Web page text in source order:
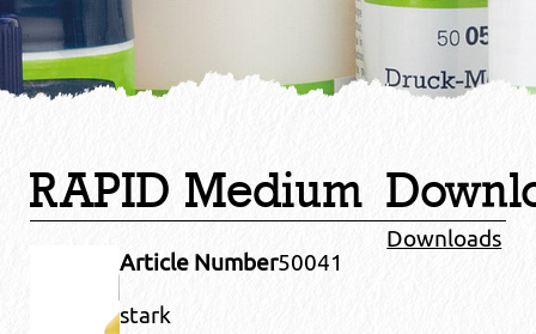
RAPID Medium
Article Number50041
stark
Downloads